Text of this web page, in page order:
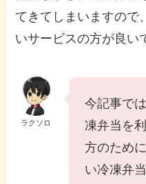
てきてしまいますので
いサービスの方が良い
ラクソロ
今記事で
凍弁当を
方のため
い冷凍弁